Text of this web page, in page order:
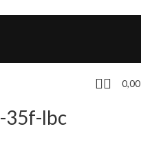
35f-lbc